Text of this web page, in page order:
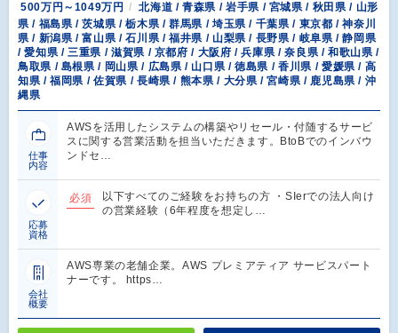
500万円～1049万円
北海道 / 青森県 / 岩手県 / 宮城県 / 秋田県 / 山形
県 / 福島県 / 茨城県 / 栃木県 / 群馬県 / 埼玉県 / 千葉県 / 東京都 / 神奈川
県 / 新潟県 / 富山県 / 石川県 / 福井県 / 山梨県 / 長野県 / 岐阜県 / 静岡県
/ 愛知県 / 三重県 / 滋賀県 / 京都府 / 大阪府 / 兵庫県 / 奈良県 / 和歌山県 /
鳥取県 / 島根県 / 岡山県 / 広島県 / 山口県 / 徳島県 / 香川県 / 愛媛県 / 高
知県 / 福岡県 / 佐賀県 / 長崎県 / 熊本県 / 大分県 / 宮崎県 / 鹿児島県 / 沖
縄県
仕事
内容
AWSを活用したシステムの構築やリセール・付随するサービ
スに関する営業活動を担当いただきます。BtoBでのインバウ
ンドセ…
応募
資格
必須
以下すべてのご経験をお持ちの方 ・SIerでの法人向け
の営業経験（6年程度を想定し…
会社
概要
AWS専業の老舗企業。AWS プレミアティア サービスパート
ナーです。 https…